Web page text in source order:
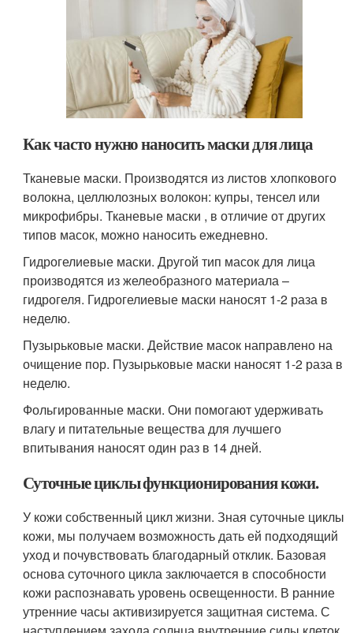
Как часто нужно наносить маски для лица
Тканевые маски. Производятся из листов хлопкового
волокна, целлюлозных волокон: купры, тенсел или
микрофибры. Тканевые маски , в отличие от других
типов масок, можно наносить ежедневно.
Гидрогелиевые маски. Другой тип масок для лица
производятся из желеобразного материала –
гидрогеля. Гидрогелиевые маски наносят 1-2 раза в
неделю.
Пузырьковые маски. Действие масок направлено на
очищение пор. Пузырьковые маски наносят 1-2 раза в
неделю.
Фольгированные маски. Они помогают удерживать
влагу и питательные вещества для лучшего
впитывания наносят один раз в 14 дней.
Суточные циклы функционирования кожи.
У кожи собственный цикл жизни. Зная суточные циклы
кожи, мы получаем возможность дать ей подходящий
уход и почувствовать благодарный отклик. Базовая
основа суточного цикла заключается в способности
кожи распознавать уровень освещенности. В ранние
утренние часы активизируется защитная система. С